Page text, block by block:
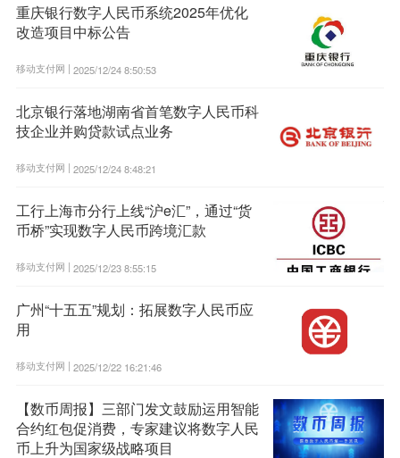
重庆银行数字人民币系统2025年优化
改造项目中标公告
移动支付网 | 2025/12/24 8:50:53
北京银行落地湖南省首笔数字人民币科
技企业并购贷款试点业务
移动支付网 | 2025/12/24 8:48:21
工行上海市分行上线“沪e汇”，通过“货
币桥”实现数字人民币跨境汇款
移动支付网 | 2025/12/23 8:55:15
广州“十五五”规划：拓展数字人民币应
用
移动支付网 | 2025/12/22 16:21:46
【数币周报】三部门发文鼓励运用智能
合约红包促消费，专家建议将数字人民
币上升为国家级战略项目